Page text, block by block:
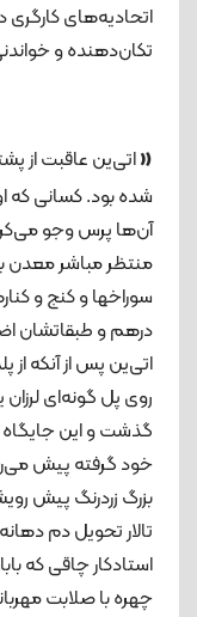
اتحادیه‌های کارگری
تکان‌دهنده و
«اتی‌ین عاقبت از
شده بود. کسانی که او
آن‌ها پرس وجو
منتظر مباشر معدن
سوراخها و کنج و
درهم و طبقاتشان
اتی‌ین پس از آنکه از
روی پل گونه‌ای
گذشت و این جایگاه
خود گرفته پیش
بزرگ زردرنگ پیش
تالار تحویل دم
چهره با صلابت